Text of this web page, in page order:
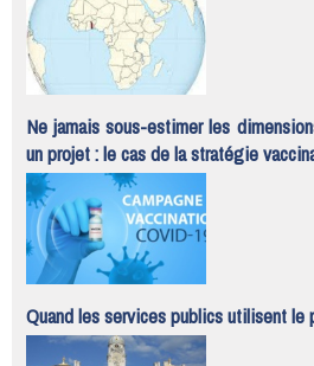
Ne jamais sous-estimer les
un projet : le cas de la stratégie
Quand les services publics utilisent le